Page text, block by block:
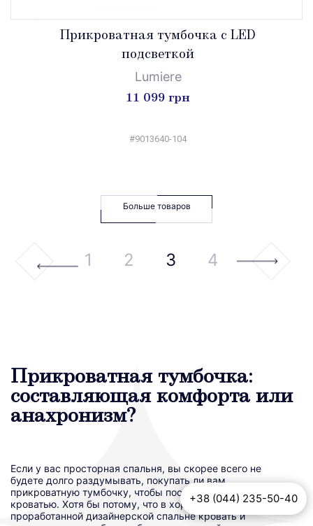
Прикроватная тумбочка с LED
подсветкой
Lumiere
11 099 грн
#9013640-104
Больше товаров
1 2 3 4
Прикроватная тумбочка:
составляющая комфорта или
анахронизм?
Если у вас просторная спальня, вы скорее всего не
будете долго раздумывать, покупать ли вам
прикроватную тумбочку, чтобы поставить рядом с
кроватью. Хотя бы потому, что в хорошо
проработанной дизайнерской спальне кровать и
+38 (044) 235-50-40